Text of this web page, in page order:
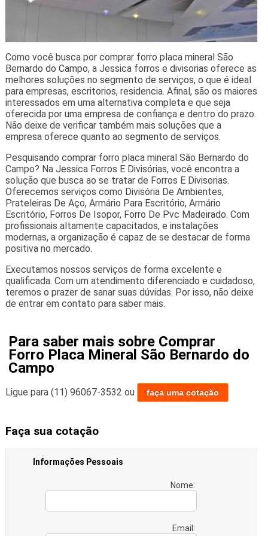
Como você busca por comprar forro placa mineral São
Bernardo do Campo, a Jessica forros e divisorias oferece as
melhores soluções no segmento de serviços, o que é ideal
para empresas, escritorios, residencia. Afinal, são os maiores
interessados em uma alternativa completa e que seja
oferecida por uma empresa de confiança e dentro do prazo.
Não deixe de verificar também mais soluções que a
empresa oferece quanto ao segmento de serviços.
Pesquisando comprar forro placa mineral São Bernardo do
Campo? Na Jessica Forros E Divisórias, você encontra a
solução que busca ao se tratar de Forros E Divisorias.
Oferecemos serviços como Divisória De Ambientes,
Prateleiras De Aço, Armário Para Escritório, Armário
Escritório, Forros De Isopor, Forro De Pvc Madeirado. Com
profissionais altamente capacitados, e instalações
modernas, a organização é capaz de se destacar de forma
positiva no mercado.
Executamos nossos serviços de forma excelente e
qualificada. Com um atendimento diferenciado e cuidadoso,
teremos o prazer de sanar suas dúvidas. Por isso, não deixe
de entrar em contato para saber mais.
Para saber mais sobre Comprar
Forro Placa Mineral São Bernardo do
Campo
Ligue para (11) 96067-3532 ou faça uma cotação
Faça sua cotação
Informações Pessoais
Nome:
Email: